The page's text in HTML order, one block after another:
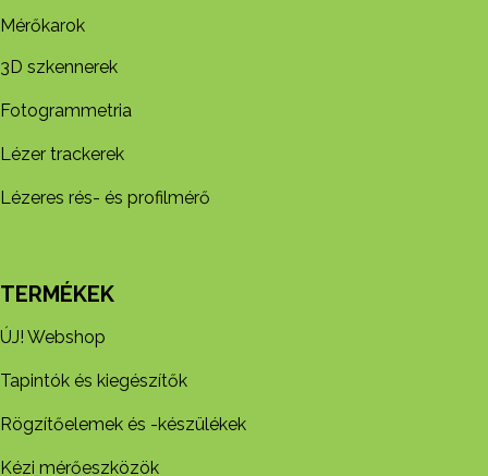
Mérőkarok
3D szkennerek
Fotogrammetria
Lézer trackerek
Lézeres rés- és profilmérő
TERMÉKEK
ÚJ! Webshop
Tapintók és kiegészítők
Rögzítőelemek és -készül​ékek
Kézi mérőeszközök